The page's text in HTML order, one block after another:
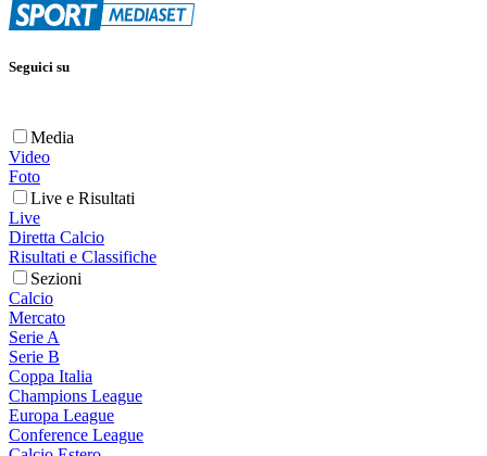
Seguici su
Media
Video
Foto
Live e Risultati
Live
Diretta Calcio
Risultati e Classifiche
Sezioni
Calcio
Mercato
Serie A
Serie B
Coppa Italia
Champions League
Europa League
Conference League